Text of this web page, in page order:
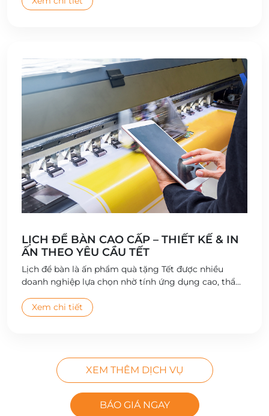
LỊCH ĐỂ BÀN CAO CẤP – THIẾT KẾ & IN
ẤN THEO YÊU CẦU TẾT
Lịch để bàn là ấn phẩm quà tặng Tết được nhiều
doanh nghiệp lựa chọn nhờ tính ứng dụng cao, thẩm
Công ty Cổ phần In Hà Nội cung cấp dịch vụ thiết kế
và in lịch để bàn theo yêu cầu, đa dạng mẫu mã, chất
Xem chi tiết
XEM THÊM DỊCH VỤ
BÁO GIÁ NGAY